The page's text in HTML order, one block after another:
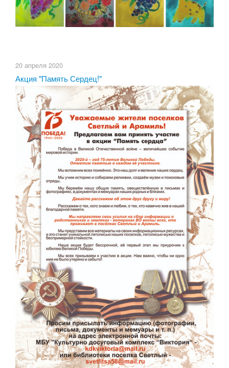
20 апреля 2020
Акция "Память Сердец!"